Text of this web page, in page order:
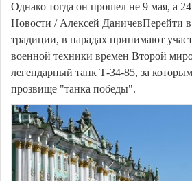
Однако тогда он прошел не 9 мая, а
Новости / Алексей ДаничевПерейти
традиции, в парадах принимают
военной техники времен Второй
легендарный танк Т-34-85, за
прозвище "танка победы".